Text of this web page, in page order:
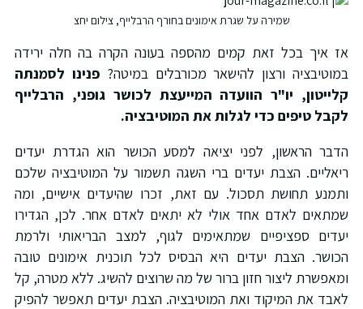
שמירה על שגרת אימונים בחורף הרבלייף, צילום יחצ
איך בכל זאת קמים מהספה בעונה הקרה בה חלה ירידה
ורצון להישאר מכורבלים במיטה?פנינו לסמנתה
יו"ר הוועדה המייעצת לכושר גופני, הרבלייף
טיפים כדי לגלות את המוטיבציה.
הראשון, לפני יציאה למסע הכושר הוא הגדרת יעדים
הצבת יעדים ברי השגה תשמור על המוטיבציה שלכם
תחושת תסכול. עם זאת, זכרו שהיעדים אישיים, ומה
לאדם אחד אולי לא יתאים לאדם אחר. לכן, הגדירו
ספציפיים שמתאימים לגוף, למצב הבריאותי ולרמת
הצבת יעדים היא הבסיס לכל תוכנית אימונים טובה
ליצור חזון ברור של מה שרוצים להשיג. ללא מטרה, קל
את המיקוד ואת המוטיבציה. הצבת יעדים תאפשר להפיק